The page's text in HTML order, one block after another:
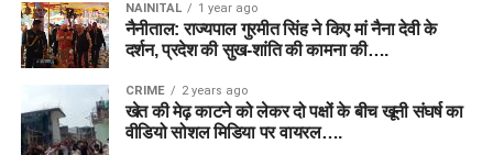
NAINITAL 1 year ago
नैनीताल: राज्यपाल गुरमीत सिंह ने किए मां नैना देवी के
दर्शन, प्रदेश की सुख-शांति की कामना की….
CRIME 2 years ago
खेत की मेढ़ काटने को लेकर दो पक्षों के बीच खूनी संघर्ष का
वीडियो सोशल मिडिया पर वायरल….